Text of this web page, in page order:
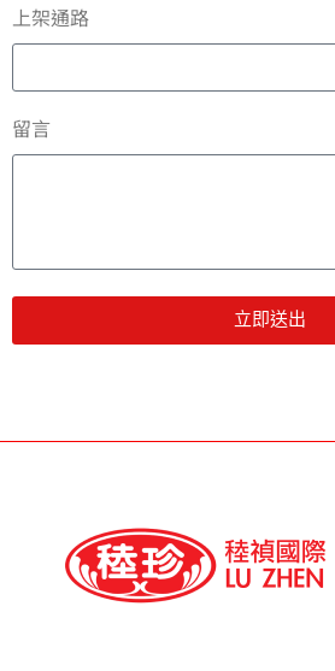
上架通路
留言
立即送出